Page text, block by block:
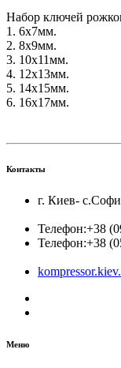
Набор ключей
1. 6х7мм.
2. 8х9мм.
3. 10х11мм.
4. 12х13мм.
5. 14х15мм.
6. 16х17мм.
Контакты
г. Киев-
Телефон:+38
Телефон:+38
Меню